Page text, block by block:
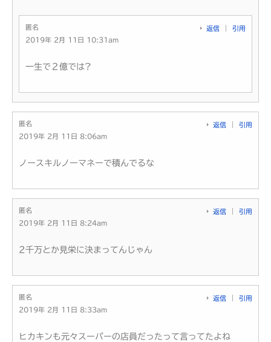
匿名
2019年 2月 11日 10:31am
返信 引用
一生で２億では?
匿名
2019年 2月 11日 8:06am
返信 引用
ノースキルノーマネーで積んでるな
匿名
2019年 2月 11日 8:24am
返信 引用
2千万とか見栄に決まってんじゃん
匿名
2019年 2月 11日 8:33am
返信 引用
ヒカキンも元々スーパーの店員だったって言ってたよね